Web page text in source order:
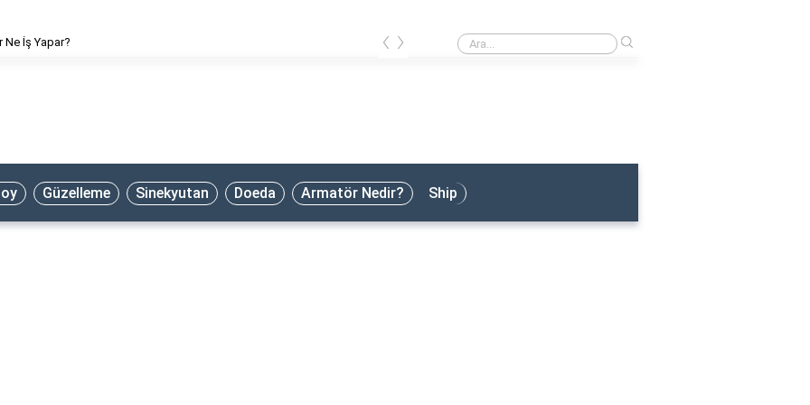
Ne İş Yapar? Armatör Ne İş Yapar?
‹ ›
Güzelleme Sinekyutan Doeda Armatör Nedir? Ship